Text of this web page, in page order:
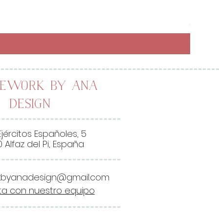
26,00
2
,
0
by Ana
Design
Españoles, 5
Alfaz del Pi, España
con nuestro equipo